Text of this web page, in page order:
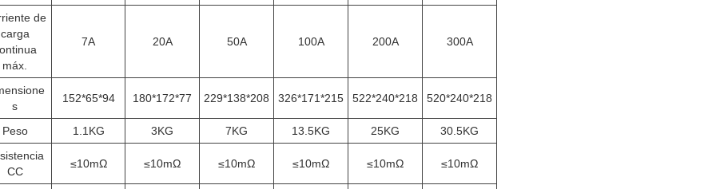
de
carga
máx.
7A 20A 50A 100A 200A 300A
s
152*65*94 180*172*77 229*138*208 326*171*215 522*240*218 520*240*218
Peso 1.1KG 3KG 7KG 13.5KG 25KG
30.5KG
CC
≤10mΩ ≤10mΩ ≤10mΩ ≤10mΩ ≤10mΩ ≤10mΩ